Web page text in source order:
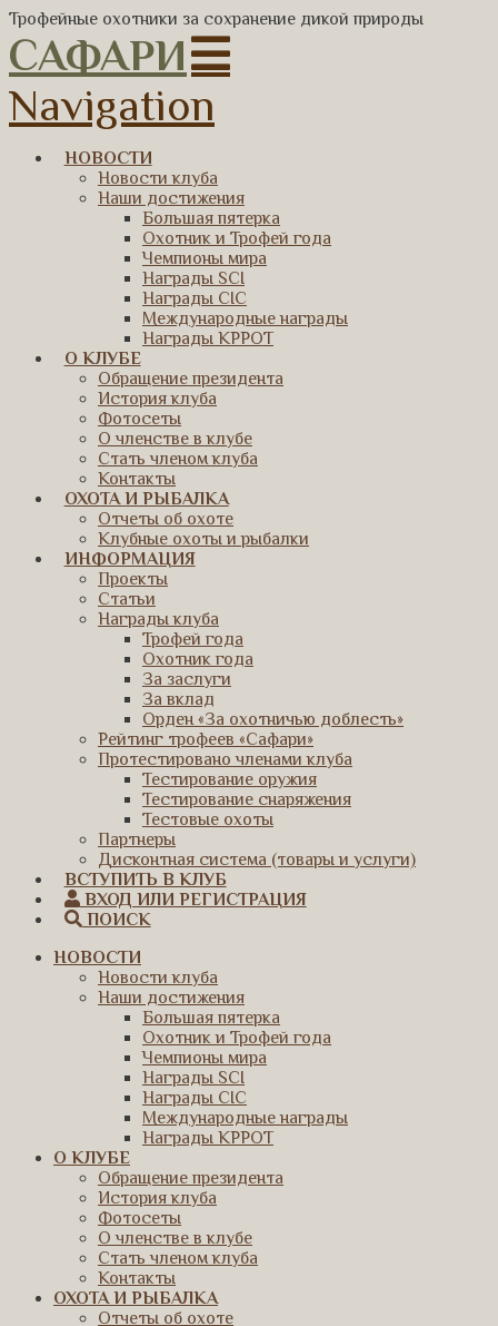
Трофейные охотники за сохранение дикой природы
САФАРИ
Navigation
НОВОСТИ
Новости клуба
Наши достижения
Большая пятерка
Охотник и Трофей года
Чемпионы мира
Награды SCI
Награды CIC
Международные награды
Награды КРРОТ
О КЛУБЕ
Обращение президента
История клуба
Фотосеты
О членстве в клубе
Стать членом клуба
Контакты
ОХОТА И РЫБАЛКА
Отчеты об охоте
Клубные охоты и рыбалки
ИНФОРМАЦИЯ
Проекты
Статьи
Награды клуба
Трофей года
Охотник года
За заслуги
За вклад
Орден «За охотничью доблесть»
Рейтинг трофеев «Сафари»
Протестировано членами клуба
Тестирование оружия
Тестирование снаряжения
Тестовые охоты
Партнеры
Дисконтная система (товары и услуги)
ВСТУПИТЬ В КЛУБ
ВХОД ИЛИ РЕГИСТРАЦИЯ
ПОИСК
НОВОСТИ
Новости клуба
Наши достижения
Большая пятерка
Охотник и Трофей года
Чемпионы мира
Награды SCI
Награды CIC
Международные награды
Награды КРРОТ
О КЛУБЕ
Обращение президента
История клуба
Фотосеты
О членстве в клубе
Стать членом клуба
Контакты
ОХОТА И РЫБАЛКА
Отчеты об охоте